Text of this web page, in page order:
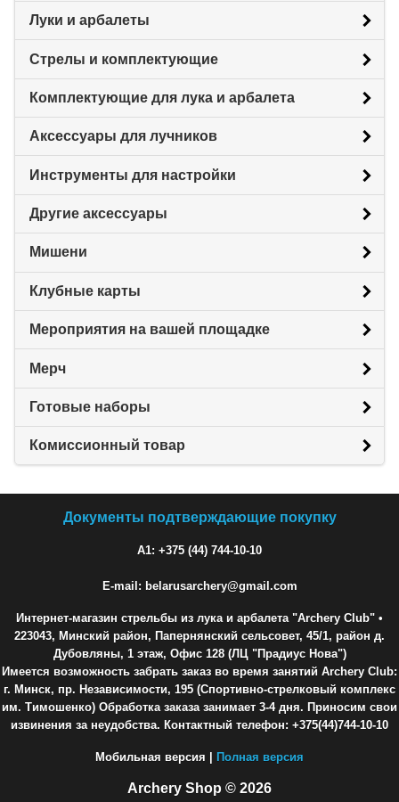
Луки и арбалеты
Стрелы и комплектующие
Комплектующие для лука и арбалета
Аксессуары для лучников
Инструменты для настройки
Другие аксессуары
Мишени
Клубные карты
Мероприятия на вашей площадке
Мерч
Готовые наборы
Комиссионный товар
Документы подтверждающие покупку
A1: +375 (44) 744-10-10
E-mail: belarusarchery@gmail.com
Интернет-магазин стрельбы из лука и арбалета "Archery Club" •
223043, Минский район, Папернянский сельсовет, 45/1, район д.
Дубовляны, 1 этаж, Офис 128 (ЛЦ "Прадиус Нова")
Имеется возможность забрать заказ во время занятий Archery Club:
г. Минск, пр. Независимости, 195 (Спортивно-стрелковый комплекс
им. Тимошенко) Обработка заказа занимает 3-4 дня. Приносим свои
извинения за неудобства. Контактный телефон: +375(44)744-10-10
Мобильная версия | Полная версия
Archery Shop © 2026